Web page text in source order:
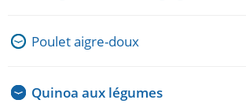
Poulet aigre-doux
Quinoa aux légumes